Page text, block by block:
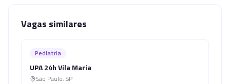
Vagas similares
Pediatria
UPA 24h Vila Maria
São Paulo, SP